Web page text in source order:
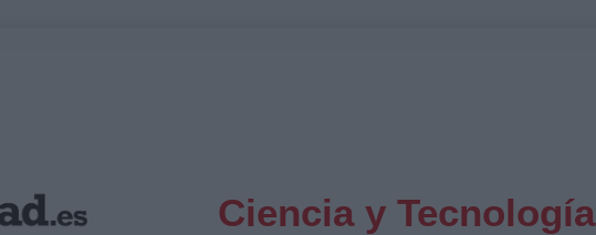
Ciencia y Tecnología